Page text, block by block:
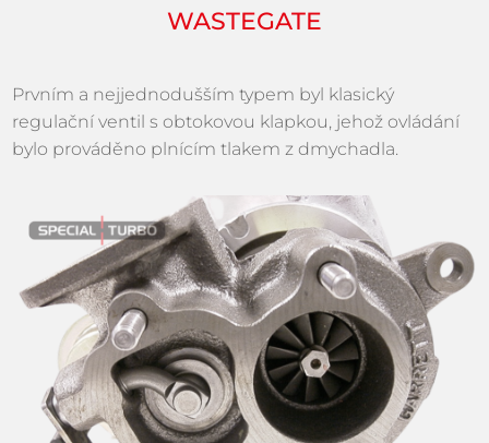
WASTEGATE
Prvním a nejjednodušším typem byl klasický
regulační ventil s obtokovou klapkou, jehož ovládání
bylo prováděno plnícím tlakem z dmychadla.